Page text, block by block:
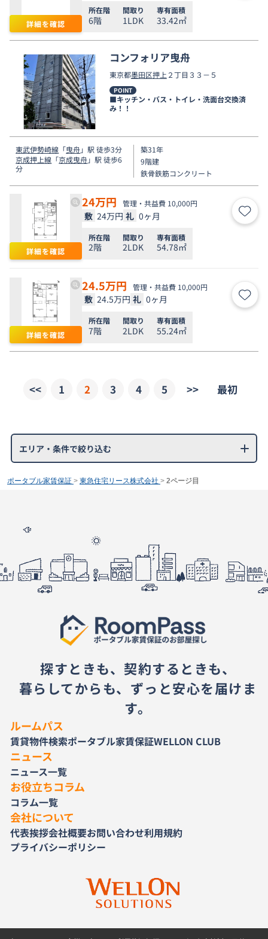
詳細を確認
所在階
6階
間取り
1LDK
専有面積
33.42㎡
コンフォリア曳舟
東京都墨田区押上 ２丁目３３－５
POINT
■キッチン・バス・トイレ・洗面台交換済
み！！
東武伊勢崎線 「曳舟」駅 徒歩3分
京成押上線 「京成曳舟」駅 徒歩6
分
築31年
9階建
鉄骨鉄筋コンクリート
詳細を確認
24万円 管理・共益費 10,000円
敷 24万円 礼 0ヶ月 お気
所在階
2階
間取り
2LDK
専有面積
54.78㎡
詳細を確認
24.5万円 管理・共益費 10,000円
敷 24.5万円 礼 0ヶ月 お気
所在階
7階
間取り
2LDK
専有面積
55.24㎡
<< 1 2 3 4 5 >> 最初
エリア・条件で絞り込む
ポータブル家賃保証 > 東急住宅リース株式会社 > 2ページ目
探すときも、契約するときも、
暮らしてからも、ずっと安心を届けま
す。
ルームパス
賃貸物件検索ポータブル家賃保証WELLON CLUB
ニュース
ニュース一覧
お役立ちコラム
コラム一覧
会社について
代表挨拶会社概要お問い合わせ利用規約
プライバシーポリシー